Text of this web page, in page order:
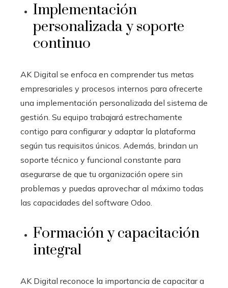
Implementación
personalizada y soporte
continuo
AK Digital se enfoca en comprender tus metas
empresariales y procesos internos para ofrecerte
una implementación personalizada del sistema de
gestión. Su equipo trabajará estrechamente
contigo para configurar y adaptar la plataforma
según tus requisitos únicos. Además, brindan un
soporte técnico y funcional constante para
asegurarse de que tu organización opere sin
problemas y puedas aprovechar al máximo todas
las capacidades del software Odoo.
Formación y capacitación
integral
AK Digital reconoce la importancia de capacitar a